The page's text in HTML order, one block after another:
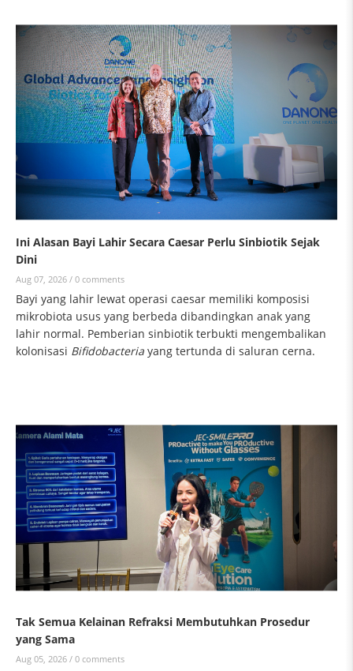
Ini Alasan Bayi Lahir Secara Caesar Perlu Sinbiotik Sejak
Dini
Aug 07, 2026 / 0 comments
Bayi yang lahir lewat operasi caesar memiliki komposisi
mikrobiota usus yang berbeda dibandingkan anak yang
lahir normal. Pemberian sinbiotik terbukti mengembalikan
kolonisasi Bifidobacteria yang tertunda di saluran cerna.
Tak Semua Kelainan Refraksi Membutuhkan Prosedur
yang Sama
Aug 05, 2026 / 0 comments